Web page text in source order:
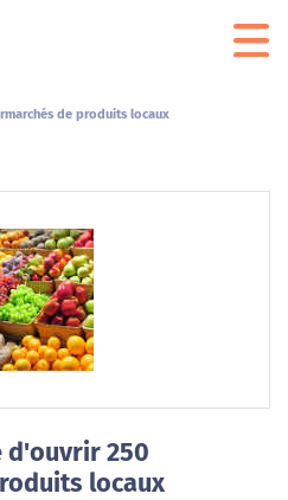
de produits locaux
d'ouvrir 250
locaux